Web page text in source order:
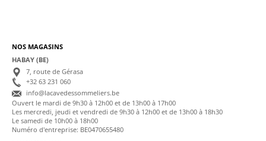
NOS MAGASINS
HABAY (BE)
7, route de Gérasa
+32 63 231 060
info@lacavedessommeliers.be
Ouvert le mardi de 9h30 à 12h00 et de 13h00 à 17h00
Les mercredi, jeudi et vendredi de 9h30 à 12h00 et de 13h00 à 18h30
Le samedi de 10h00 à 18h00
Numéro d'entreprise: BE0470655480